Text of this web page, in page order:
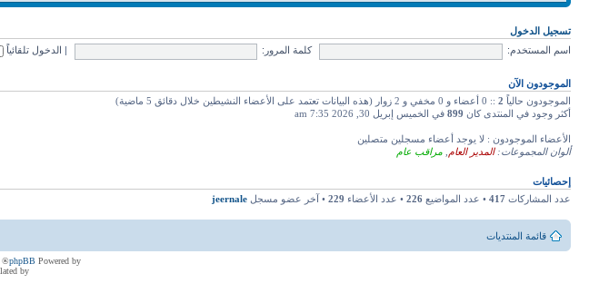
تسجيل الدخول
اسم المستخدم: كلمة المرور: الدخول تلقائياً
الموجودون الآن
الموجودون حالياً 2 :: 0 أعضاء و 0 مخفي و 2 زوار (هذه البيانات تعتمد على الأعضاء النشيطين خلال دقائق 5 ماضية)
أكثر وجود في المنتدى كان 899 في الخميس إبريل 30, 2026 7:35 am
الأعضاء الموجودون : لا يوجد أعضاء مسجلين متصلين
ألوان المجموعات:المدير العام مراقب عام
إحصائيات
عدد المشاركات 417 • عدد المواضيع 226 • عدد الأعضاء 229 • آخر عضو مسجل jeernale
قائمة المنتديات
Powered by
phpBB
® Forum Software © phpBB Group
by